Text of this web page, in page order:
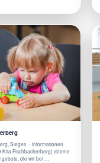
Siegen - Informationen
Kita Fischbacherberg) ist eine
die wir bei …